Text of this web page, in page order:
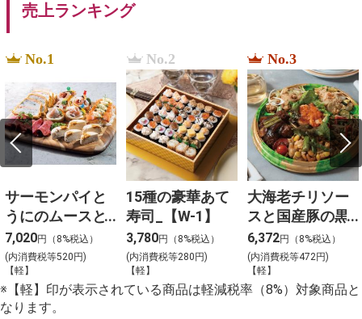
売上ランキング
No.1
サーモンパイと
うにのムースと3
種冷菜のアソー
ト_【Y-4】
7,020円（8%税込）
(内消費税等520円)
【軽】
No.2
15種の豪華あて
寿司_【W-1】
3,780円（8%税込）
(内消費税等280円)
【軽】
No.3
大海老チリソー
スと国産豚の黒
酢団子と４種料
理の盛合わせ
（大）_【C-2】
6,372円（8%税込）
(内消費税等472円)
【軽】
※【軽】印が表示されている商品は軽減税率（8%）対象商品と
なります。